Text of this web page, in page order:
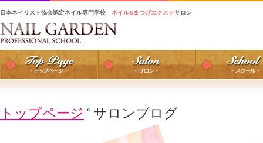
日本ネイリスト協会認定ネイル専門学校 ネイル&まつげエクステサロン
トップページ サロンブログ